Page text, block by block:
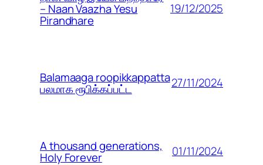
– Naan Vaazha Yesu
Pirandhare
19/12/2025
Balamaaga roopikkappatta
பலமாக ரூபிக்கப்பட்ட 27/11/2024
A thousand generations,
Holy Forever 01/11/2024